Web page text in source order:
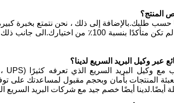
المنتج؟
حسب طلبك.بالإضافة إلى ذلك ، نحن نتمتع بخبرة
اقتراحات ذات صلة لك إذا لم تكن متأكدًا بنسبة
عبر وكيل البريد السريع لدينا؟
المنتجات بأمان وبحجم مقبول لمساعدتك على
أيضًا خصم جيد مع شركات البريد السريع